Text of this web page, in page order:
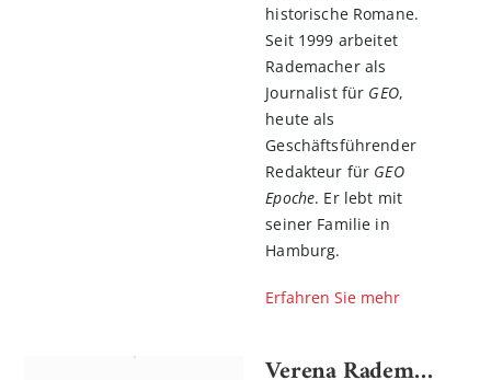
historische Romane.
Seit 1999 arbeitet
Rademacher als
Journalist für GEO,
heute als
Geschäftsführender
Redakteur für GEO
Epoche. Er lebt mit
seiner Familie in
Hamburg.
Erfahren Sie mehr